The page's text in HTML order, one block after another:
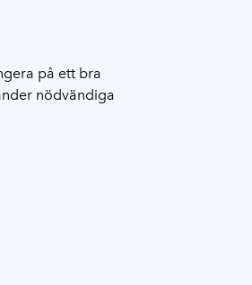
på ett bra
nödvändiga